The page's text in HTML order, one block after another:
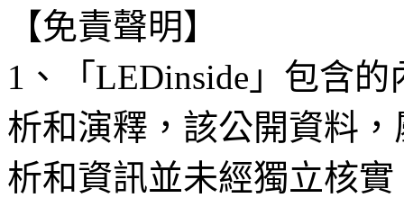
【免責聲明】
1、「LEDinside」包含
析和演釋，該公開資料
析和資訊並未經獨立核